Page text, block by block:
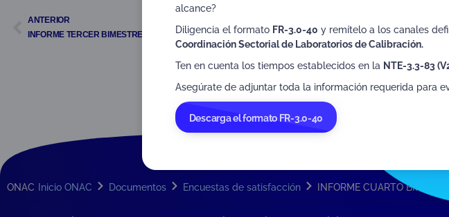
ANTERIOR
INFORME TERCER BIMESTRE 2023
ONAC Inicio ONAC Documentos Encuestas de satisfacción INFORME CUARTO
alcance?
Diligencia el formato FR-3.0-40 y remítelo a los canales
Coordinación Sectorial de Laboratorios de Calibración.
Ten en cuenta los tiempos establecidos en la NTE-3.3-83
Asegúrate de adjuntar toda la información requerida para
Descarga el formato FR-3.0-40